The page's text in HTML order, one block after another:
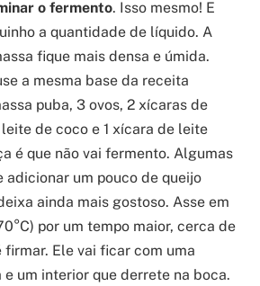
o fermento. Isso mesmo! E
a quantidade de líquido. A
fique mais densa e úmida.
a mesma base da receita
puba, 3 ovos, 2 xícaras de
de coco e 1 xícara de leite
é que não vai fermento. Algumas
adicionar um pouco de queijo
ainda mais gostoso. Asse em
por um tempo maior, cerca de
Ele vai ficar com uma
um interior que derrete na boca.